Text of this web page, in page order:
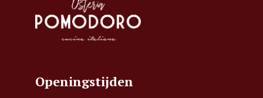
Openingstijden